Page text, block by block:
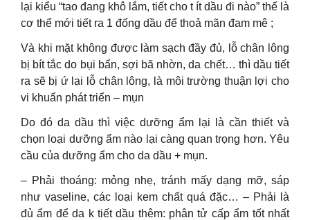
lại kiểu “tao đang khô lắm, tiết cho t ít dầu đi nào” thế là
cơ thể mới tiết ra 1 đống dầu để thoả mãn đam mê ;
Và khi mặt không được làm sạch đầy đủ, lỗ chân lông
bị bít tắc do bụi bẩn, sợi bã nhờn, da chết… thì dầu tiết
ra sẽ bị ứ lại lỗ chân lông, là môi trường thuận lợi cho
vi khuẩn phát triển – mụn
Do đó da dầu thì việc dưỡng ẩm lại là cần thiết và
chọn loại dưỡng ẩm nào lại càng quan trọng hơn. Yêu
cầu của dưỡng ẩm cho da dầu + mụn.
– Phải thoáng: mỏng nhẹ, tránh mấy dạng mỡ, sáp
như vaseline, các loại kem chất quá đặc… – Phải là
đủ ẩm để da k tiết dầu thêm: phân tử cấp ẩm tốt nhất